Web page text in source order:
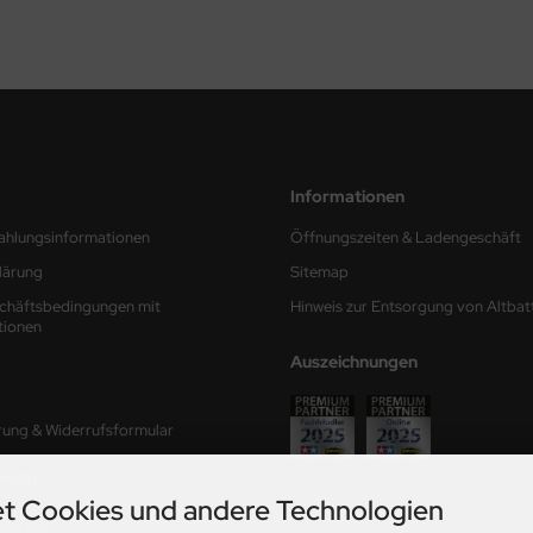
mit
& Widerrufsformular
Informationen
Öffnungszeiten & Ladengeschäft
Sitemap
Hinweis zur Entsorgung von
Auszeichnungen
Cookies und andere Technologien